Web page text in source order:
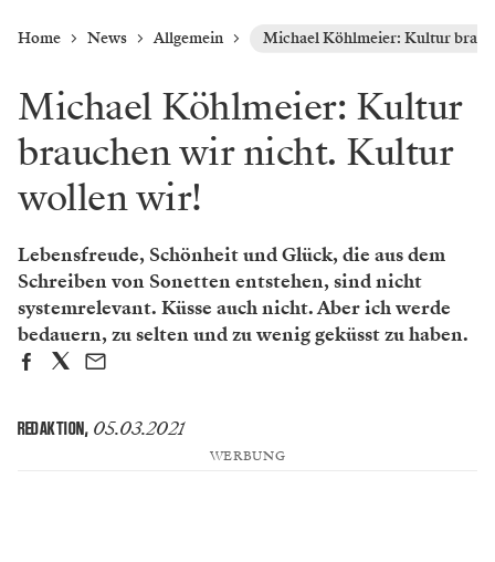
Home News Allgemein Michael Köhlmeier: Kultur
Michael Köhlmeier: Kultur
brauchen wir nicht. Kultur
wollen wir!
Lebensfreude, Schönheit und Glück, die aus dem
Schreiben von Sonetten entstehen, sind nicht
systemrelevant. Küsse auch nicht. Aber ich werde
bedauern, zu selten und zu wenig geküsst zu haben.
REDAKTION, 05.03.2021
WERBUNG